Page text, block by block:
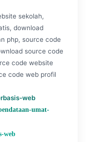
sekolah,
download
php, source code
source code
code website
code web profil
web
umat-
web